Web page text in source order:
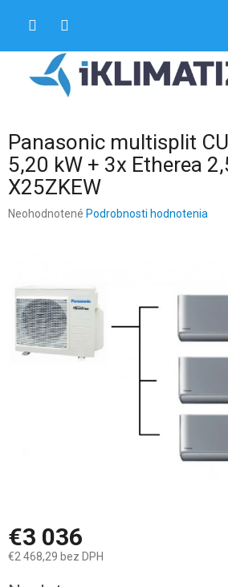
Panasonic multisplit
5,20 kW + 3x Etherea
X25ZKEW
Priemerné
hviezdičiek.
Neohodnotené Podrobnosti hodnotenia
€3 036
€2 468,29 bez DPH